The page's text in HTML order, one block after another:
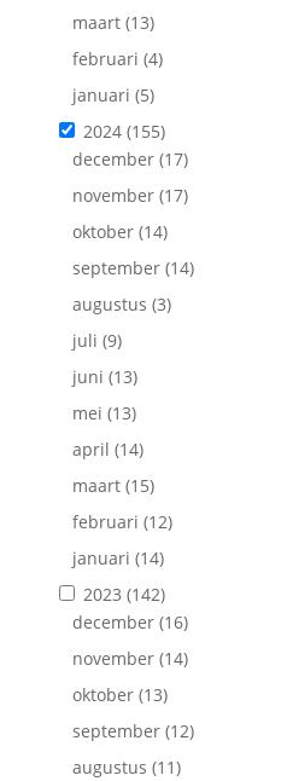
maart(13)
februari (4)
januari (5)
2024(155)
december(17)
november(17)
oktober(14)
september(14)
augustus (3)
juli (9)
juni (13)
mei (13)
april (14)
maart(15)
februari (12)
januari (14)
2023 (142)
december(16)
november(14)
oktober(13)
september(12)
augustus (11)